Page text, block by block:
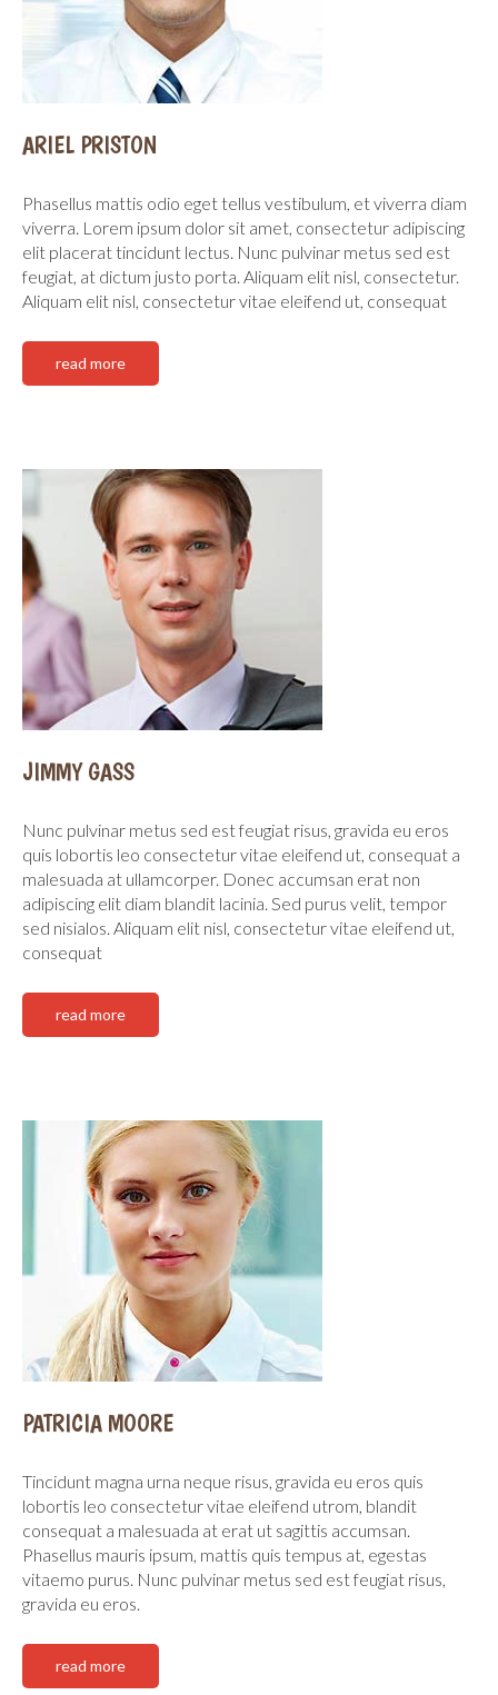
ARIEL PRISTON
Phasellus mattis odio eget tellus vestibulum, et viverra diam
viverra. Lorem ipsum dolor sit amet, consectetur adipiscing
elit placerat tincidunt lectus. Nunc pulvinar metus sed est
feugiat, at dictum justo porta. Aliquam elit nisl, consectetur.
Aliquam elit nisl, consectetur vitae eleifend ut, consequat
read more
JIMMY GASS
Nunc pulvinar metus sed est feugiat risus, gravida eu eros
quis lobortis leo consectetur vitae eleifend ut, consequat a
malesuada at ullamcorper. Donec accumsan erat non
adipiscing elit diam blandit lacinia. Sed purus velit, tempor
sed nisialos. Aliquam elit nisl, consectetur vitae eleifend ut,
consequat
read more
PATRICIA MOORE
Tincidunt magna urna neque risus, gravida eu eros quis
lobortis leo consectetur vitae eleifend utrom, blandit
consequat a malesuada at erat ut sagittis accumsan.
Phasellus mauris ipsum, mattis quis tempus at, egestas
vitaemo purus. Nunc pulvinar metus sed est feugiat risus,
gravida eu eros.
read more